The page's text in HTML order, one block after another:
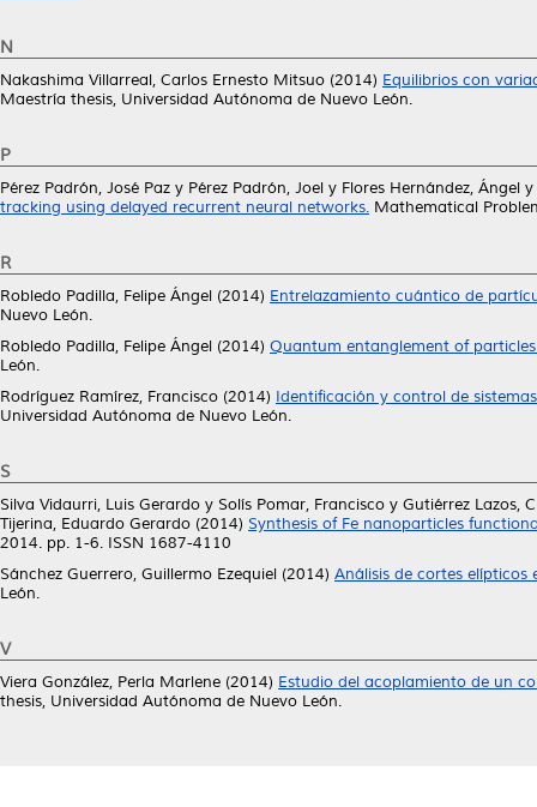
N
Nakashima Villarreal, Carlos Ernesto Mitsuo (2014) Equilibrios con
Maestría thesis, Universidad Autónoma de Nuevo León.
P
Pérez Padrón, José Paz y Pérez Padrón, Joel y Flores Hernández, Ángel y
tracking using delayed recurrent neural networks. Mathematical
R
Robledo Padilla, Felipe Ángel (2014) Entrelazamiento cuántico de
Nuevo León.
Robledo Padilla, Felipe Ángel (2014) Quantum entanglement of
León.
Rodríguez Ramírez, Francisco (2014) Identificación y control de
Universidad Autónoma de Nuevo León.
S
Silva Vidaurri, Luis Gerardo y Solís Pomar, Francisco y Gutiérrez Lazos,
Tijerina, Eduardo Gerardo (2014) Synthesis of Fe nanoparticles
2014. pp. 1-6. ISSN 1687-4110
Sánchez Guerrero, Guillermo Ezequiel (2014) Análisis de cortes
León.
V
Viera González, Perla Marlene (2014) Estudio del acoplamiento de un
thesis, Universidad Autónoma de Nuevo León.